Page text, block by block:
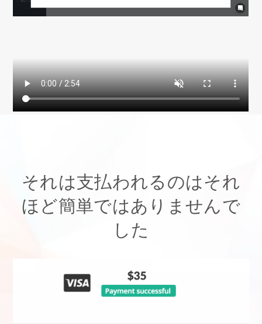
それは支払われるのはそれ
ほど簡単ではありませんで
した